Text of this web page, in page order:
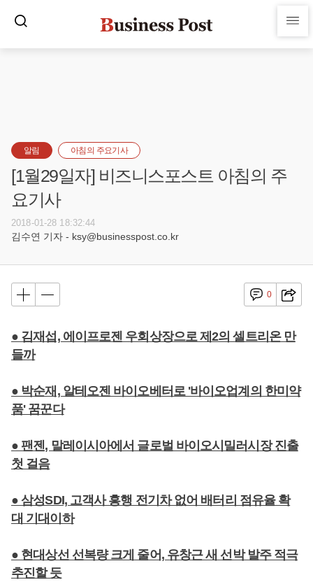
알림 아침의 주요기사
[1월29일자] 비즈니스포스트 아침의 주
요기사
2018-01-28 18:32:44
김수연 기자 - ksy@businesspost.co.kr
0
● 김재섭, 에이프로젠 우회상장으로 제2의 셀트리온 만
들까
● 박순재, 알테오젠 바이오베터로 '바이오업계의 한미약
품' 꿈꾼다
● 팬젠, 말레이시아에서 글로벌 바이오시밀러시장 진출
첫 걸음
● 삼성SDI, 고객사 흥행 전기차 없어 배터리 점유율 확
대 기대이하
● 현대상선 선복량 크게 줄어, 유창근 새 선박 발주 적극
추진할 듯